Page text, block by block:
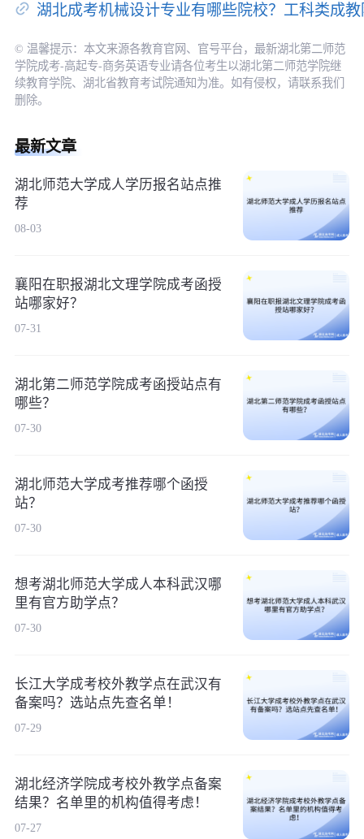
湖北成考机械设计专业有哪些院校？工科类成
© 温馨提示：本文来源各教育官网、官号平台，最新湖北第二师范
学院成考-高起专-商务英语专业请各位考生以湖北第二师范学院继
续教育学院、湖北省教育考试院通知为准。如有侵权，请联系我们
删除。
最新文章
湖北师范大学成人学历报名站点推
荐
08-03
襄阳在职报湖北文理学院成考函授
站哪家好？
07-31
湖北第二师范学院成考函授站点有
哪些？
07-30
湖北师范大学成考推荐哪个函授
站？
07-30
想考湖北师范大学成人本科武汉哪
里有官方助学点？
07-30
长江大学成考校外教学点在武汉有
备案吗？选站点先查名单！
07-29
湖北经济学院成考校外教学点备案
结果？名单里的机构值得考虑！
07-27